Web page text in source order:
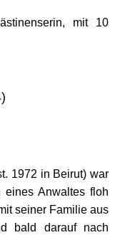
mit 10
1972 in Beirut) war
eines Anwaltes floh
seiner Familie aus
bald darauf nach